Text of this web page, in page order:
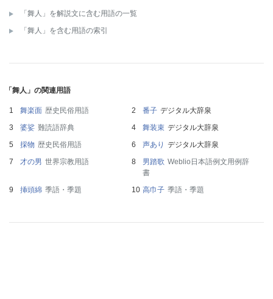
「舞人」を解説文に含む用語の一覧
「舞人」を含む用語の索引
「舞人」の関連用語
舞楽面 歴史民俗用語 番子 デジタル大辞泉
婆娑 難読語辞典 舞装束 デジタル大辞泉
採物 歴史民俗用語 声あり デジタル大辞泉
才の男 世界宗教用語 男踏歌 Weblio日本語例文用例辞
書
挿頭綿 季語・季題 高巾子 季語・季題